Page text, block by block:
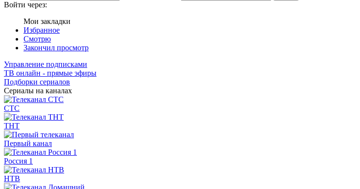
Войти через:
Мои закладки
Избранное
Смотрю
Закончил просмотр
Управление подписками
ТВ онлайн - прямые эфиры
Подборки сериалов
Сериалы на каналах
СТС
ТНТ
Первый канал
Россия 1
НТВ